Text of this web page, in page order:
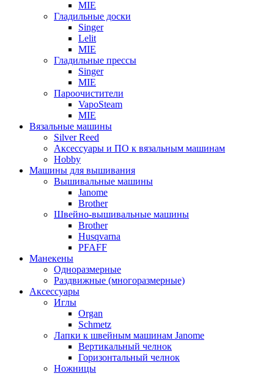
MIE
Гладильные доски
Singer
Lelit
MIE
Гладильные прессы
Singer
MIE
Пароочистители
VapoSteam
MIE
Вязальные машины
Silver Reed
Аксессуары и ПО к вязальным машинам
Hobby
Машины для вышивания
Вышивальные машины
Janome
Brother
Швейно-вышивальные машины
Brother
Husqvarna
PFAFF
Манекены
Одноразмерные
Раздвижные (многоразмерные)
Аксессуары
Иглы
Organ
Schmetz
Лапки к швейным машинам Janome
Вертикальный челнок
Горизонтальный челнок
Ножницы